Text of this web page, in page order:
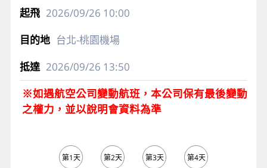
2026/09/26 10:00
台北-桃園機場
2026/09/26 13:50
※如遇航空公司變動航班，本公司保有最後變動
之權力，並以說明會資料為準
第1天 第2天 第3天 第4天